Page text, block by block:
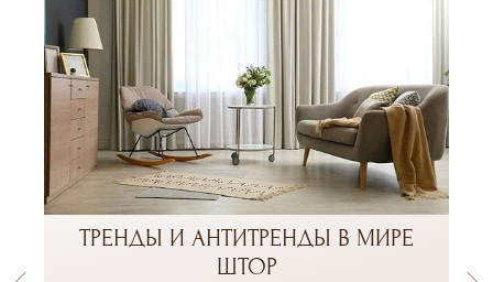
ТРЕНДЫ И АНТИТРЕНДЫ В МИРЕ
ШТОР